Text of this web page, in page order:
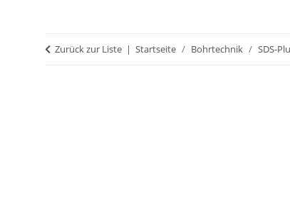
Zurück zur Liste Startseite Bohrtechnik SDS-